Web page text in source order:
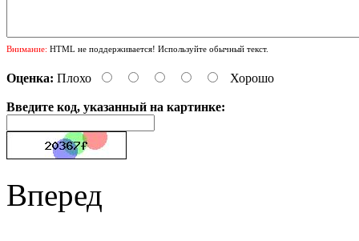
Внимание: HTML не поддерживается! Используйте обычный текст.
Оценка: Плохо Хорошо
Введите код, указанный на картинке:
Вперед